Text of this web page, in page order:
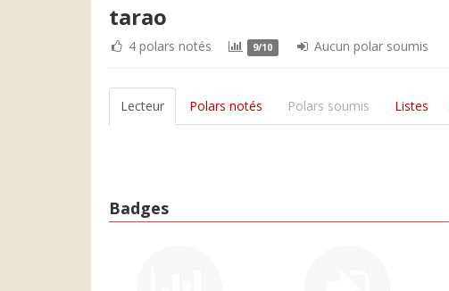
tarao
4 polars notés 9/10 Aucun polar soumis
Lecteur Polars notés Polars soumis Listes
Badges